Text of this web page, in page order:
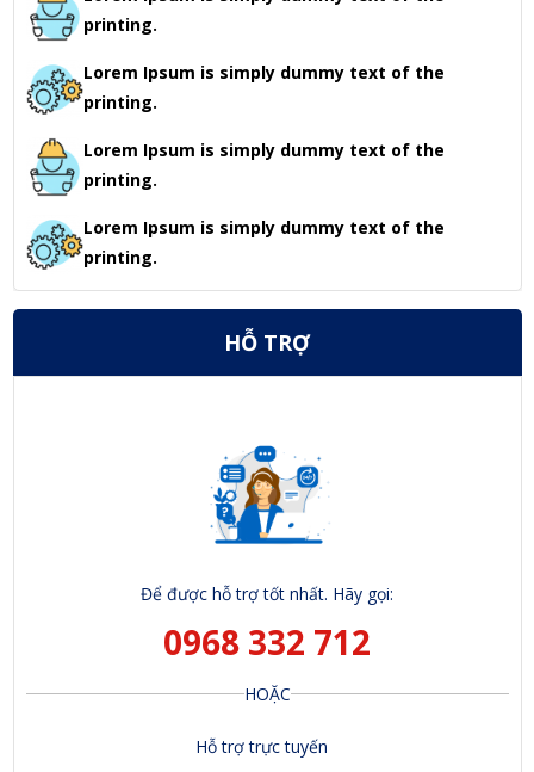
printing.
Lorem Ipsum is simply dummy text of the
printing.
Lorem Ipsum is simply dummy text of the
printing.
Lorem Ipsum is simply dummy text of the
printing.
HỖ TRỢ
Để được hỗ trợ tốt nhất. Hãy gọi:
0968 332 712
HOẶC
Hỗ trợ trực tuyến